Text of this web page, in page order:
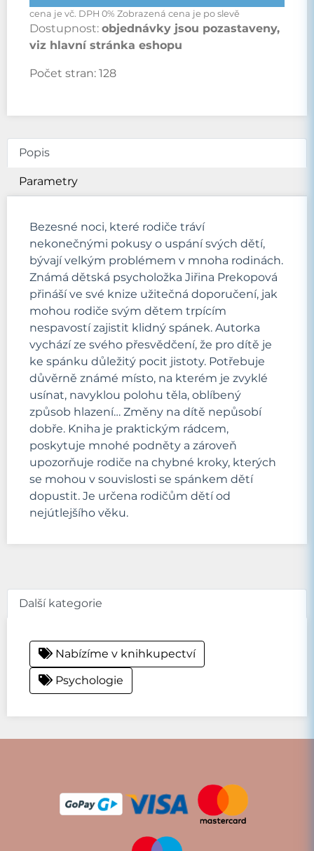
cena je vč. DPH 0% Zobrazená cena je po slevě
Dostupnost: objednávky jsou pozastaveny,
viz hlavní stránka eshopu
Počet stran: 128
Popis
Parametry
Bezesné noci, které rodiče tráví
nekonečnými pokusy o uspání svých dětí,
bývají velkým problémem v mnoha rodinách.
Známá dětská psycholožka Jiřina Prekopová
přináší ve své knize užitečná doporučení, jak
mohou rodiče svým dětem trpícím
nespavostí zajistit klidný spánek. Autorka
vychází ze svého přesvědčení, že pro dítě je
ke spánku důležitý pocit jistoty. Potřebuje
důvěrně známé místo, na kterém je zvyklé
usínat, navyklou polohu těla, oblíbený
způsob hlazení… Změny na dítě nepůsobí
dobře. Kniha je praktickým rádcem,
poskytuje mnohé podněty a zároveň
upozorňuje rodiče na chybné kroky, kterých
se mohou v souvislosti se spánkem dětí
dopustit. Je určena rodičům dětí od
nejútlejšího věku.
Další kategorie
Nabízíme v knihkupectví
Psychologie